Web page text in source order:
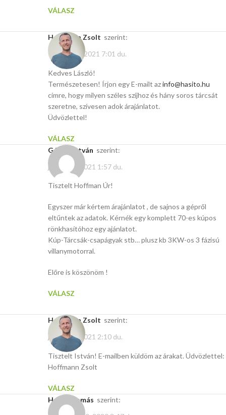
VÁLASZ
Hoffmann Zsolt szerint:
február 13, 2021 7:01 du.
Kedves László!
Természetesen! Írjon egy E-mailt azinfo@hasito.hu
címre, hogy milyen széles szíjhoz és hány soros tárcsát
szeretne, szívesen adok árajánlatot.
Üdvözlettel!
VÁLASZ
Gárdai István szerint:
január 15, 2021 1:57 du.
Tisztelt Hoffman Úr!
Egyszer már kértem árajánlatot , de sajnos a gépről
eltűntek az adatok. Kérnék egy komplett 70-es kúpos
rönkhasítóhoz egy ajánlatot.
Kúp-Tárcsák-csapágyak stb… plusz kb 3KW-os 3 fázisú
villanymotorral.
Előre is köszönöm !
VÁLASZ
Hoffmann Zsolt szerint:
január 15, 2021 2:10 du.
Tisztelt István! E-mailben küldöm az árakat. Üdvözlettel:
Hoffmann Zsolt
VÁLASZ
Havasi Tamás szerint: